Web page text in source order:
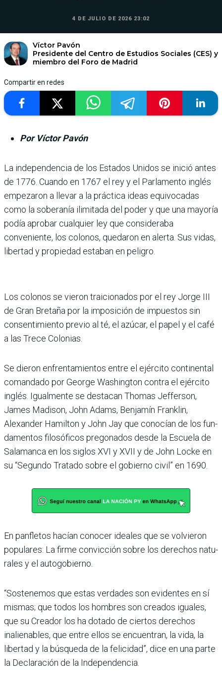
4 DE JULIO DE 2026 23:02
Víctor Pavón
Presidente del Centro de Estudios Sociales (CES) y
miembro del Foro de Madrid
Compartir en redes
Por Víctor Pavón
La independencia de los Estados Unidos se inició antes
de 1776. Cuando en 1767 el rey y el Parlamento inglés
empeza­ron a llevar a la práctica ideas equivocadas
como la sobera­nía ilimitada del poder y que una mayoría
podía aprobar cualquier ley que conside­raba
conveniente, los colo­nos, quedaron en alerta. Sus vidas,
libertad y propiedad estaban en peligro.
Los colonos se vieron traicio­nados por el rey Jorge III
de Gran Bretaña por la imposi­ción de impuestos sin
con­sentimiento previo al té, el azúcar, el papel y el café
a las Trece Colonias.
Se dieron enfrentamientos entre el ejército continen­tal
comandado por George Washington contra el ejér­cito
inglés. Igualmente se destacan Thomas Jeffer­son,
James Madison, John Adams, Benjamín Franklin,
Alexander Hamilton y John Jay que conocían de los fun­
damentos filosóficos prego­nados desde la Escuela de
Salamanca en los siglos XVI y XVII y de John Locke en
su “Segundo Tratado sobre el gobierno civil” en 1690.
En panfletos hacían cono­cer ideales que se volvieron
populares: La firme convic­ción sobre los derechos natu­
rales y el autogobierno.
“Sostenemos que estas ver­dades son evidentes en sí
mismas; que todos los hom­bres son creados iguales,
que su Creador los ha dotado de ciertos derechos
inalienables, que entre ellos se encuentran, la vida, la
libertad y la bús­queda de la felicidad”, dice en una parte
la Declaración de la Independencia.